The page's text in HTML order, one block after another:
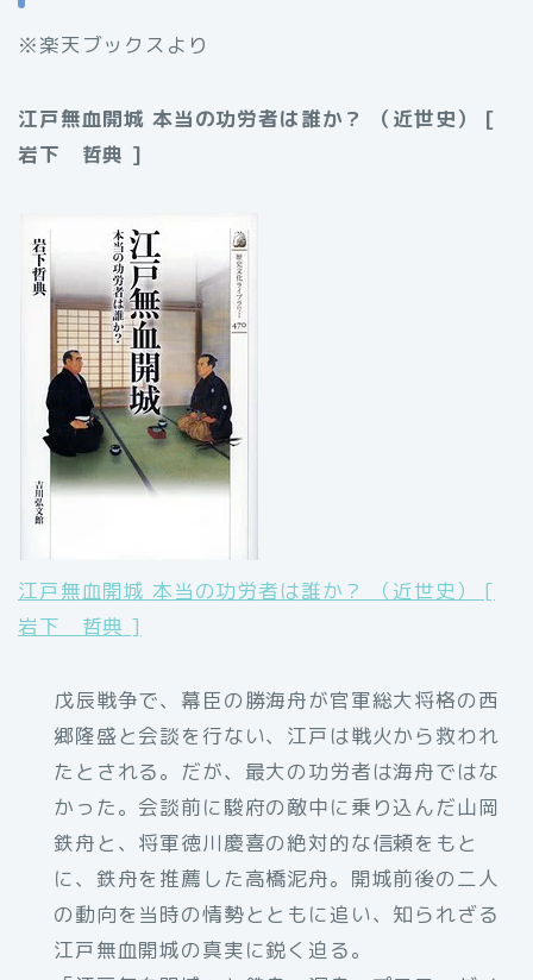
※楽天ブックスより
江戸無血開城 本当の功労者は誰か？ （近世史） [
岩下 哲典 ]
江戸無血開城 本当の功労者は誰か？ （近世史） [
岩下 哲典 ]
戊辰戦争で、幕臣の勝海舟が官軍総大将格の西
郷隆盛と会談を行ない、江戸は戦火から救われ
たとされる。だが、最大の功労者は海舟ではな
かった。会談前に駿府の敵中に乗り込んだ山岡
鉄舟と、将軍徳川慶喜の絶対的な信頼をもと
に、鉄舟を推薦した高橋泥舟。開城前後の二人
の動向を当時の情勢とともに追い、知られざる
江戸無血開城の真実に鋭く迫る。